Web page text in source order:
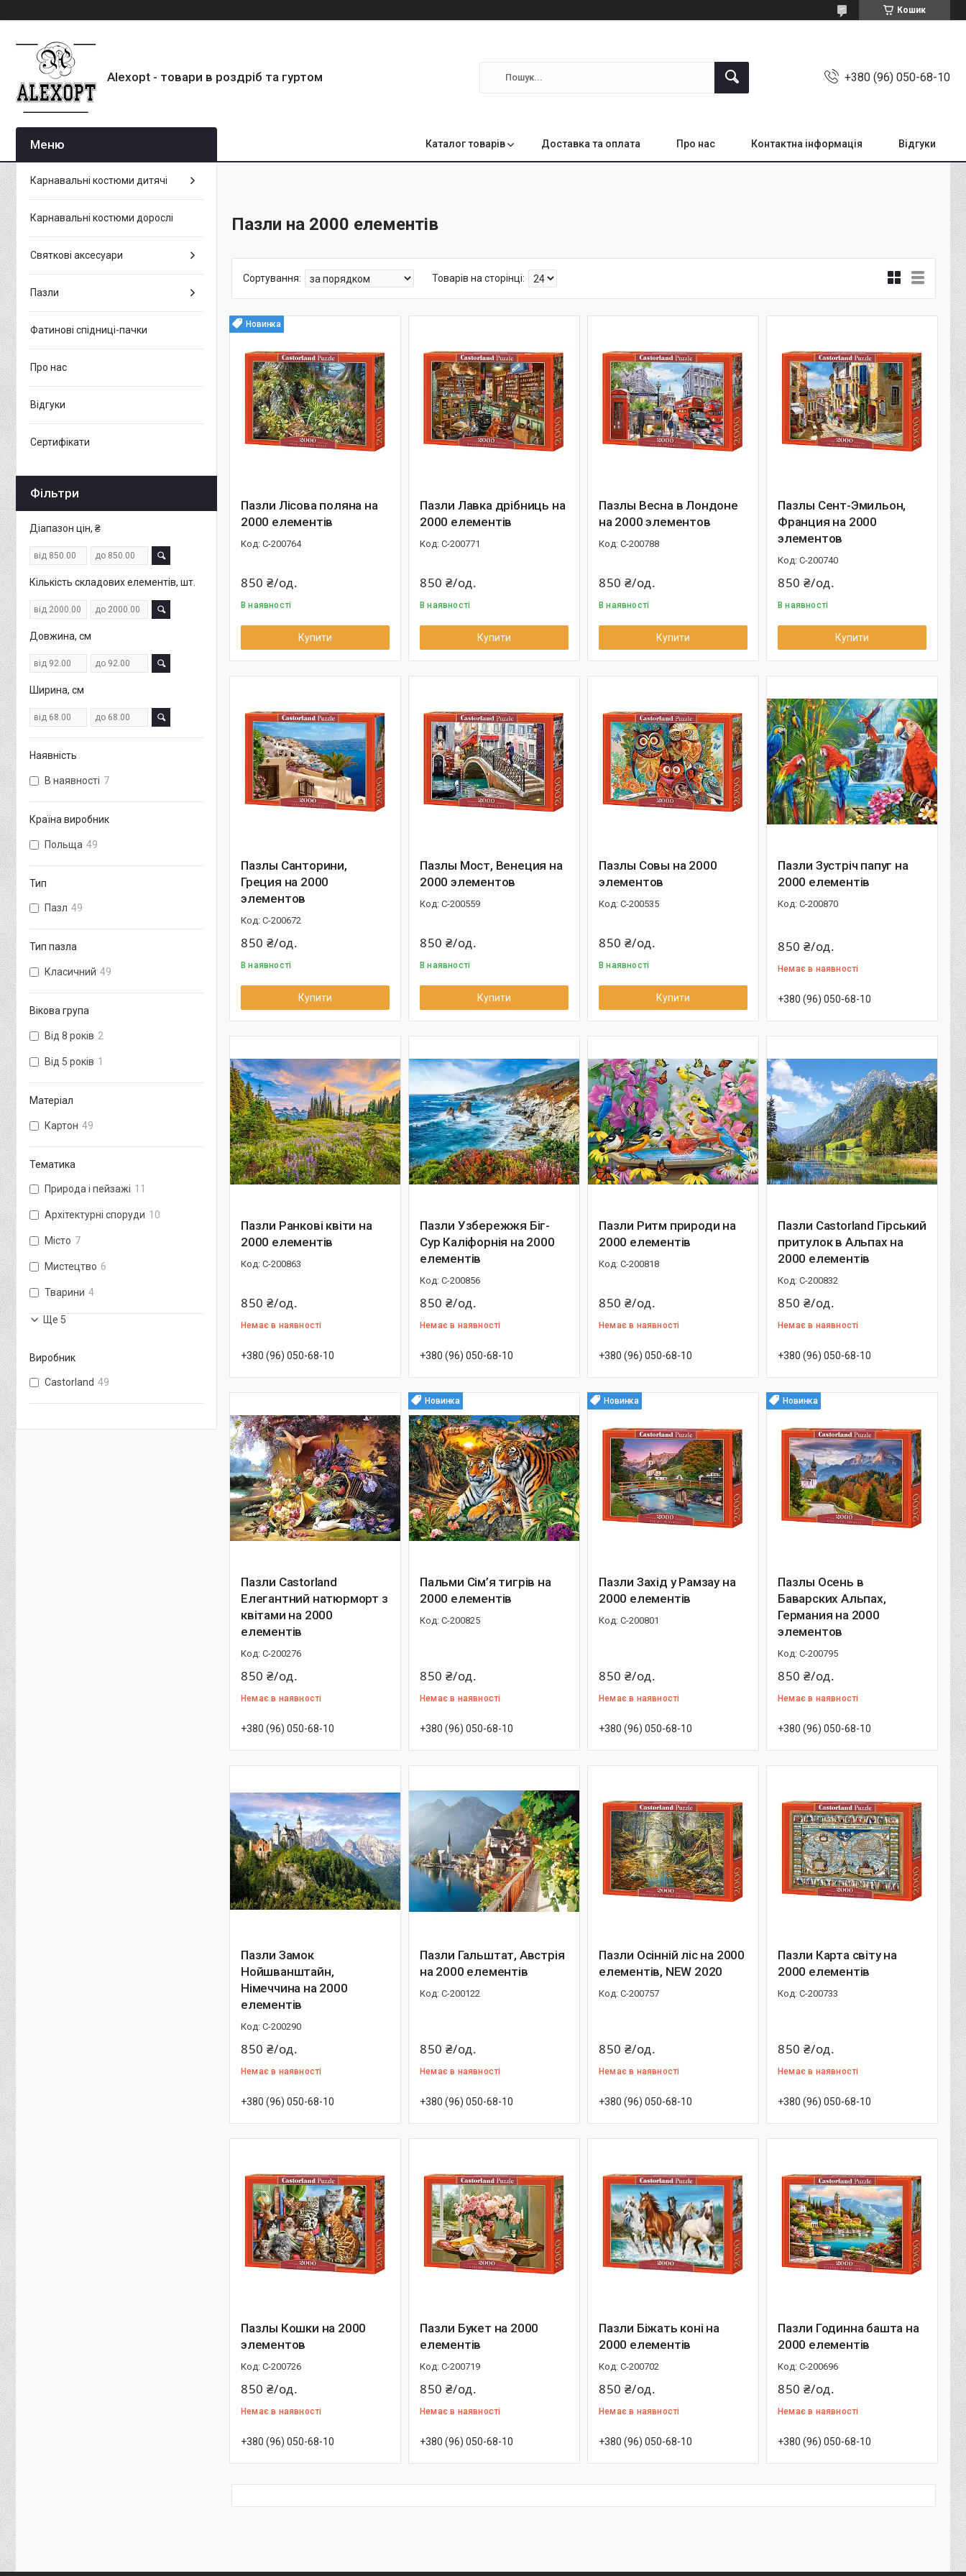
Кошик
Alexopt - товари в роздріб та гуртом +380 (96) 050-68-10
Каталог товарів Доставка та оплата Про нас Контактна інформація Відгуки
Пазли на 2000 елементів
Новинка
Пазли Лісова поляна на
2000 елементів
С-200764
850 ₴/од.
В наявності
Купити
Пазли Лавка дрібниць на
2000 елементів
С-200771
850 ₴/од.
В наявності
Купити
Пазлы Весна в Лондоне
на 2000 элементов
С-200788
850 ₴/од.
В наявності
Купити
Пазлы Сент-Эмильон,
Франция на 2000
элементов
С-200740
850 ₴/од.
В наявності
Купити
Пазлы Санторини,
Греция на 2000
элементов
С-200672
850 ₴/од.
В наявності
Купити
Пазлы Мост, Венеция на
2000 элементов
С-200559
850 ₴/од.
В наявності
Купити
Пазлы Совы на 2000
элементов
С-200535
850 ₴/од.
В наявності
Купити
Пазли Зустріч папуг на
2000 елементів
С-200870
850 ₴/од.
Немає в наявності
+380 (96) 050-68-10
Пазли Ранкові квіти на
2000 елементів
С-200863
850 ₴/од.
Немає в наявності
+380 (96) 050-68-10
Пазли Узбережжя Біг-
Сур Каліфорнія на 2000
елементів
С-200856
850 ₴/од.
Немає в наявності
+380 (96) 050-68-10
Пазли Ритм природи на
2000 елементів
C-200818
850 ₴/од.
Немає в наявності
+380 (96) 050-68-10
Пазли Castorland Гірський
притулок в Альпах на
2000 елементів
С-200832
850 ₴/од.
Немає в наявності
+380 (96) 050-68-10
Пазли Castorland
Елегантний натюрморт з
квітами на 2000
елементів
С-200276
850 ₴/од.
Немає в наявності
+380 (96) 050-68-10
Новинка
Пальми Сім’я тигрів на
2000 елементів
С-200825
850 ₴/од.
Немає в наявності
+380 (96) 050-68-10
Новинка
Пазли Захід у Рамзау на
2000 елементів
С-200801
850 ₴/од.
Немає в наявності
+380 (96) 050-68-10
Новинка
Пазлы Осень в
Баварских Альпах,
Германия на 2000
элементов
С-200795
850 ₴/од.
Немає в наявності
+380 (96) 050-68-10
Пазли Замок
Нойшванштайн,
Німеччина на 2000
елементів
С-200290
850 ₴/од.
Немає в наявності
+380 (96) 050-68-10
Пазли Гальштат, Австрія
на 2000 елементів
С-200122
850 ₴/од.
Немає в наявності
+380 (96) 050-68-10
Пазли Осінній ліс на 2000
елементів, NEW 2020
С-200757
850 ₴/од.
Немає в наявності
+380 (96) 050-68-10
Пазли Карта світу на
2000 елементів
С-200733
850 ₴/од.
Немає в наявності
+380 (96) 050-68-10
Пазлы Кошки на 2000
элементов
С-200726
850 ₴/од.
Немає в наявності
+380 (96) 050-68-10
Пазли Букет на 2000
елементів
С-200719
850 ₴/од.
Немає в наявності
+380 (96) 050-68-10
Пазли Біжать коні на
2000 елементів
С-200702
850 ₴/од.
Немає в наявності
+380 (96) 050-68-10
Пазли Годинна башта на
2000 елементів
С-200696
850 ₴/од.
Немає в наявності
+380 (96) 050-68-10
Карнавальні костюми дитячі
Карнавальні костюми дорослі
Святкові аксесуари
Пазли
Фатинові спідниці-пачки
Про нас
Відгуки
Сертифікати
Фільтри
Діапазон цін, ₴
Кількість складових елементів, шт.
Довжина, см
Ширина, см
Наявність
В наявності 7
Країна виробник
Польща 49
Тип
Пазл 49
Тип пазла
Класичний 49
Вікова група
Від 8 років 2
Від 5 років 1
Матеріал
Картон 49
Тематика
Природа і пейзажі 11
Архітектурні споруди 10
Місто 7
Мистецтво 6
Тварини 4
Ще 5
Виробник
Castorland 49